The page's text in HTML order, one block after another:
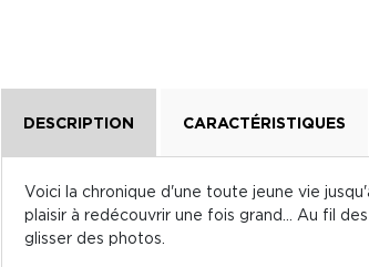
DESCRIPTION CARACTÉRISTIQUES
Voici la chronique d'une toute jeune vie
plaisir à redécouvrir une fois grand... Au fil
glisser des photos.